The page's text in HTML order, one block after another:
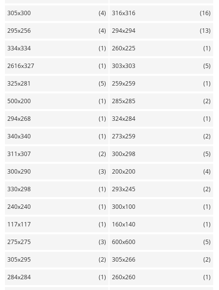
305x300 (4) 316x316 (16)
295x256 (4) 294x294 (13)
334x334 (1) 260x225 (1)
2616x327 (1) 303x303 (5)
325x281 (5) 259x259 (1)
500x200 (1) 285x285 (2)
294x268 (1) 324x284 (1)
340x340 (1) 273x259 (2)
311x307 (2) 300x298 (5)
300x290 (3) 200x200 (4)
330x298 (1) 293x245 (2)
240x240 (1) 300x100 (1)
117x117 (1) 160x140 (1)
275x275 (3) 600x600 (5)
305x295 (2) 305x266 (2)
284x284 (1) 260x260 (1)